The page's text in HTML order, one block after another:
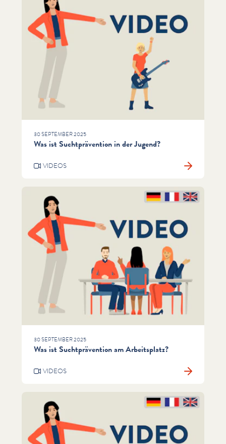
30 SEPTEMBER 2025
Was ist Suchtprävention in der Jugend?
VIDEOS
30 SEPTEMBER 2025
Was ist Suchtprävention am Arbeitsplatz?
VIDEOS